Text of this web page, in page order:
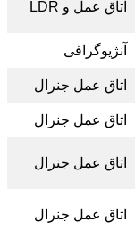
اتاق عمل و LDR
آنژیوگرافی
اتاق عمل جنرال
اتاق عمل جنرال
اتاق عمل جنرال
اتاق عمل جنرال